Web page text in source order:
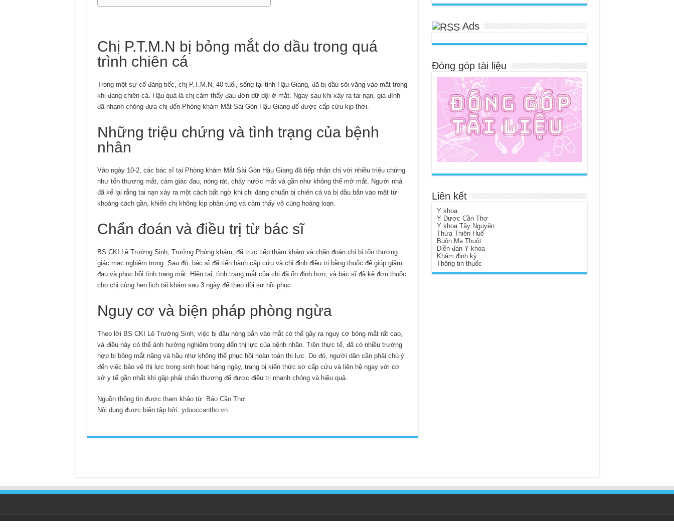
Chị P.T.M.N bị bỏng mắt do dầu trong quá
trình chiên cá
Trong một sự cố đáng tiếc, chị P.T.M.N, 40 tuổi, sống tại tỉnh Hậu Giang, đã bị dầu sôi văng vào mắt trong
khi đang chiên cá. Hậu quả là chị cảm thấy đau đớn dữ dội ở mắt. Ngay sau khi xảy ra tai nạn, gia đình
đã nhanh chóng đưa chị đến Phòng khám Mắt Sài Gòn Hậu Giang để được cấp cứu kịp thời.
Những triệu chứng và tình trạng của bệnh
nhân
Vào ngày 10-2, các bác sĩ tại Phòng khám Mắt Sài Gòn Hậu Giang đã tiếp nhận chị với nhiều triệu chứng
như tổn thương mắt, cảm giác đau, nóng rát, chảy nước mắt và gần như không thể mở mắt. Người nhà
đã kể lại rằng tai nạn xảy ra một cách bất ngờ khi chị đang chuẩn bị chiên cá và bị dầu bắn vào mặt từ
khoảng cách gần, khiến chị không kịp phản ứng và cảm thấy vô cùng hoảng loạn.
Chẩn đoán và điều trị từ bác sĩ
BS CKI Lê Trường Sinh, Trưởng Phòng khám, đã trực tiếp thăm khám và chẩn đoán chị bị tổn thương
giác mạc nghiêm trọng. Sau đó, bác sĩ đã tiến hành cấp cứu và chỉ định điều trị bằng thuốc để giúp giảm
đau và phục hồi tình trạng mắt. Hiện tại, tình trạng mắt của chị đã ổn định hơn, và bác sĩ đã kê đơn thuốc
cho chị cùng hẹn lịch tái khám sau 3 ngày để theo dõi sự hồi phục.
Nguy cơ và biện pháp phòng ngừa
Theo lời BS CKI Lê Trường Sinh, việc bị dầu nóng bắn vào mắt có thể gây ra nguy cơ bỏng mắt rất cao,
và điều này có thể ảnh hưởng nghiêm trọng đến thị lực của bệnh nhân. Trên thực tế, đã có nhiều trường
hợp bị bỏng mắt nặng và hầu như không thể phục hồi hoàn toàn thị lực. Do đó, người dân cần phải chú ý
đến việc bảo vệ thị lực trong sinh hoạt hàng ngày, trang bị kiến thức sơ cấp cứu và liên hệ ngay với cơ
sở y tế gần nhất khi gặp phải chấn thương để được điều trị nhanh chóng và hiệu quả.
Nguồn thông tin được tham khảo từ: Báo Cần Thơ
Nội dung được biên tập bởi: yduoccantho.vn
Ads
Đóng góp tài liệu
Liên kết
Y khoa
Y Dược Cần Thơ
Y khoa Tây Nguyên
Thừa Thiên Huế
Buôn Ma Thuột
Diễn đàn Y khoa
Khám định kỳ
Thông tin thuốc